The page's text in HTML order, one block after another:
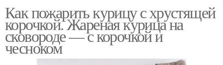
Как пожарить курицу с хрустящей
корочкой. Жареная курица на
сковороде — с корочкой и
чесноком